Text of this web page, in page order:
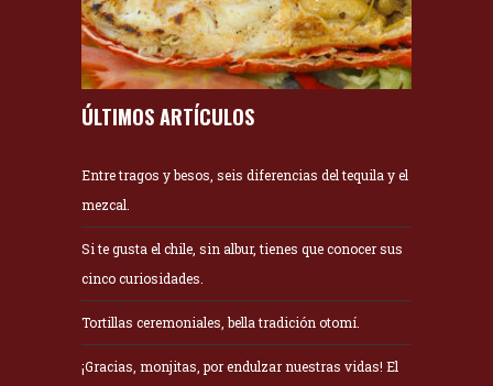
ÚLTIMOS ARTÍCULOS
Entre tragos y besos, seis diferencias del tequila y el
mezcal.
Si te gusta el chile, sin albur, tienes que conocer sus
cinco curiosidades.
Tortillas ceremoniales, bella tradición otomí.
¡Gracias, monjitas, por endulzar nuestras vidas! El